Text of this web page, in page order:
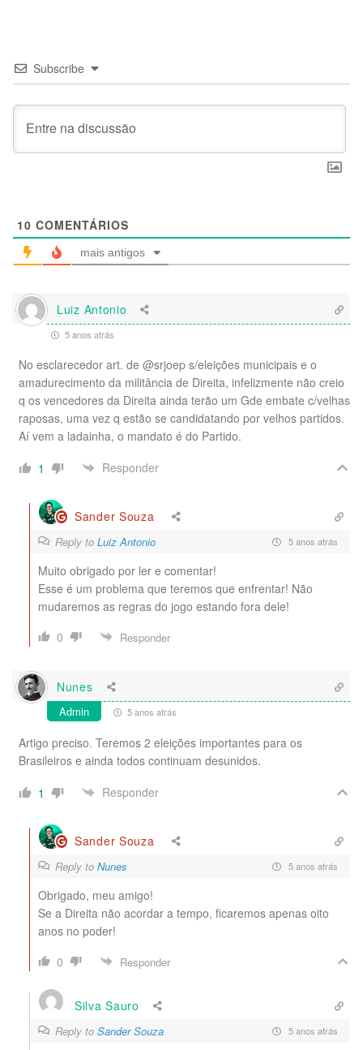
Subscribe
10 COMENTÁRIOS
mais antigos
Luiz Antonio
5 anos atrás
No esclarecedor art. de @srjoep s/eleições municipais e o
amadurecimento da militância de Direita, infelizmente não creio
q os vencedores da Direita ainda terão um Gde embate c/velhas
raposas, uma vez q estão se candidatando por velhos partidos.
Aí vem a ladainha, o mandato é do Partido.
1
Responder
Sander Souza
Reply to Luiz Antonio 5 anos atrás
Muito obrigado por ler e comentar!
Esse é um problema que teremos que enfrentar! Não
mudaremos as regras do jogo estando fora dele!
0
Responder
Nunes
Admin 5 anos atrás
Artigo preciso. Teremos 2 eleições importantes para os
Brasileiros e ainda todos continuam desunidos.
1
Responder
Sander Souza
Reply to Nunes 5 anos atrás
Obrigado, meu amigo!
Se a Direita não acordar a tempo, ficaremos apenas oito
anos no poder!
0
Responder
Silva Sauro
Reply to Sander Souza 5 anos atrás